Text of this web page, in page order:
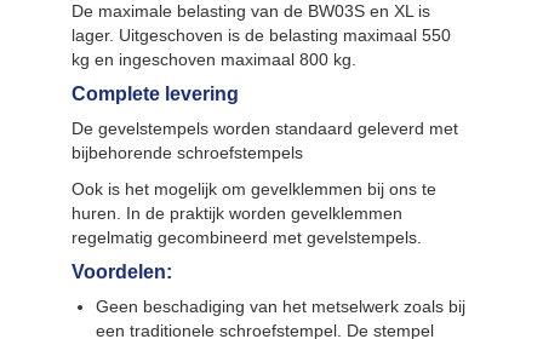
De maximale belasting van de BW03S en XL is
lager. Uitgeschoven is de belasting maximaal 550
kg en ingeschoven maximaal 800 kg.
Complete levering
De gevelstempels worden standaard geleverd met
bijbehorende schroefstempels
Ook is het mogelijk om gevelklemmen bij ons te
huren. In de praktijk worden gevelklemmen
regelmatig gecombineerd met gevelstempels.
Voordelen:
Geen beschadiging van het metselwerk zoals bij
een traditionele schroefstempel. De stempel